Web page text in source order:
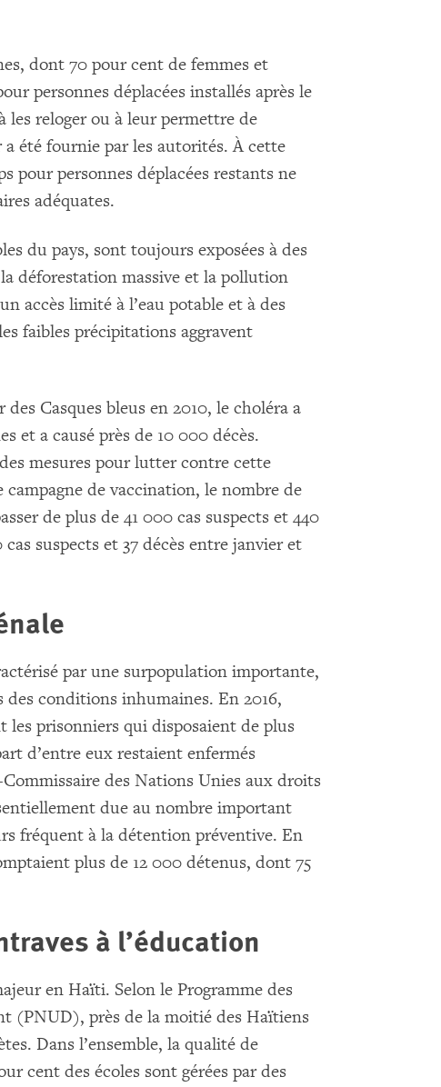
dont 70 pour cent de femmes et
personnes déplacées installés après le
les reloger ou à leur permettre de
été fournie par les autorités. À cette
pour personnes déplacées restants ne
adéquates.
du pays, sont toujours exposées à des
déforestation massive et la pollution
accès limité à l’eau potable et à des
faibles précipitations aggravent
Casques bleus en 2010, le choléra a
et a causé près de 10 000 décès.
mesures pour lutter contre cette
de vaccination, le nombre de
de plus de 41 000 cas suspects et 440
suspects et 37 décès entre janvier et
par une surpopulation importante,
conditions inhumaines. En 2016,
les prisonniers qui disposaient de plus
d’entre eux restaient enfermés
des Nations Unies aux droits
due au nombre important
fréquent à la détention préventive. En
plus de 12 000 détenus, dont 75
à l’éducation
en Haïti. Selon le Programme des
(PNUD), près de la moitié des Haïtiens
Dans l’ensemble, la qualité de
cent des écoles sont gérées par des